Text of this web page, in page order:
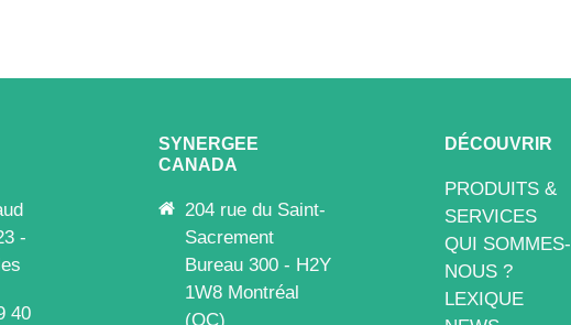
-
40
SYNERGEE
CANADA
204 rue du Saint-
Sacrement
Bureau 300 - H2Y
1W8 Montréal
(QC)
DÉCOUVRIR
PRODUITS &
SERVICES
QUI SOMMES-
NOUS ?
LEXIQUE